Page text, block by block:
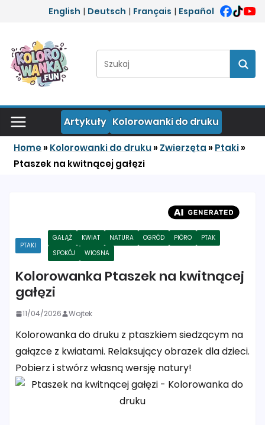
Przejdź do treści
English | Deutsch | Français | Español
Szukaj:
Artykuły Kolorowanki do druku
Home» Kolorowanki do druku» Zwierzęta » Ptaki»
Ptaszek na kwitnącej gałęzi
PTAKI
GAŁĄŹ KWIAT NATURA OGRÓD PIÓRO
PTAK
SPOKÓJ
WIOSNA
Kolorowanka Ptaszek na kwitnącej
gałęzi
11/04/2026 Wojtek
Kolorowanka do druku z ptaszkiem siedzącym na
gałązce z kwiatami. Relaksujący obrazek dla dzieci.
Pobierz i stwórz własną wersję natury!